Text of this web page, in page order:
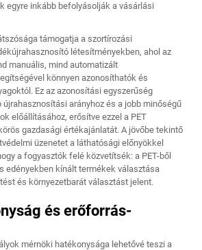
egyre inkább befolyásolják a vásárlási
támogatja a szortírozási
létesítményekben, ahol az
manuális, mind automatizált
könnyen azonosíthatók és
Ez az azonosítási egyszerűség
újrahasznosítási arányhoz és a jobb minőségű
előállításához, erősítve ezzel a PET
gazdasági értékajánlatát. A jövőbe tekintő
üzenetet a láthatósági előnyökkel
a fogyasztók felé közvetítsék: a PET-ből
edényekben kínált termékek választása
és környezetbarát választást jelent.
és erőforrás-
mérnöki hatékonysága lehetővé teszi a